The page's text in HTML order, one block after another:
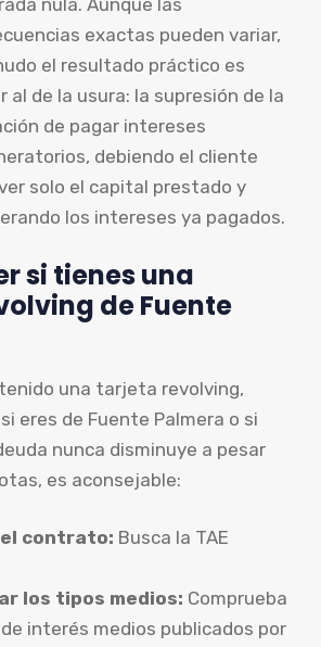
nula. Aunque las
exactas pueden variar,
el resultado práctico es
al de la usura: la supresión de la
de pagar intereses
debiendo el cliente
solo el capital prestado y
los intereses ya pagados.
si tienes una
de Fuente
una tarjeta revolving,
eres de Fuente Palmera o si
nunca disminuye a pesar
es aconsejable:
contrato: Busca la TAE
los tipos medios: Comprueba
interés medios publicados por